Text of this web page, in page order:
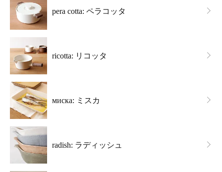
pera cotta: ペラコッタ
ricotta: リコッタ
миска: ミスカ
radish: ラディッシュ